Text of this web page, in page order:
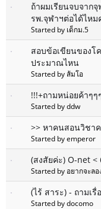
ถ้าผมเรียนจบจาก
รพ.จุฬาฯต่อได้ไหม
Started by เด็กม.5
สอบข้อเขียนของโ
ประมาณไหน
Started by ส้มโอ
!!!+ถามหน่อยค้าๆๆ
Started by ddw
>> หาคนสอนวิชา
Started by emperor
(สงสัยค่ะ) O-net <
Started by อยากจะลอ
(ไร้ สาระ) - ถามเ
Started by docomo